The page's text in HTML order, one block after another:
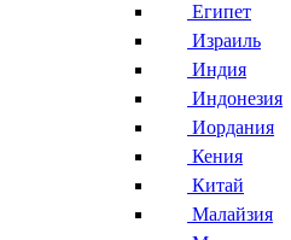
Египет
Израиль
Индия
Индонезия
Иордания
Кения
Китай
Малайзия